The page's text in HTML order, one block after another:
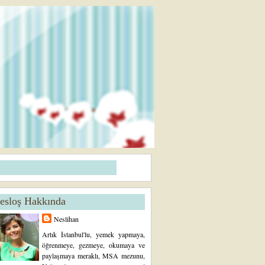
Hakkında
Neslihan
Artık İstanbul'lu, yemek yapmaya,
öğrenmeye, gezmeye, okumaya ve
paylaşmaya meraklı, MSA mezunu,